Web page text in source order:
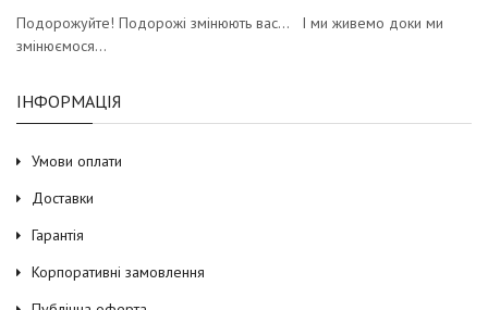
Подорожуйте! Подорожі змінюють вас… І ми живемо доки ми
змінюємося…
ІНФОРМАЦІЯ
Умови оплати
Доставки
Гарантія
Корпоративні замовлення